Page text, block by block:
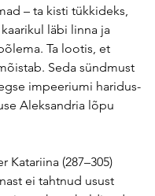
– ta kisti tükkideks,
läbi linna ja
Ta lootis, et
Seda sündmust
impeeriumi haridus-
Aleksandria lõpu
Katariina (287–305)
ei tahtnud usust